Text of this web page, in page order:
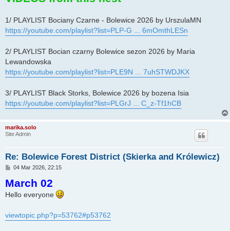
1/ PLAYLIST Bociany Czarne - Bolewice 2026 by UrszulaMN
https://youtube.com/playlist?list=PLP-G ... 6mOmthLESn
2/ PLAYLIST Bocian czarny Bolewice sezon 2026 by Maria
Lewandowska
https://youtube.com/playlist?list=PLE9N ... 7uhSTWDJKX
3/ PLAYLIST Black Storks, Bolewice 2026 by bozena Isia
https://youtube.com/playlist?list=PLGrJ ... C_z-Tf1hCB
marika.solo
Site Admin
Re: Bolewice Forest District (Skierka and Królewicz)
P
s
t
04 Mar 2026, 22:15
March 02
Hello everyone
viewtopic.php?p=53762#p53762